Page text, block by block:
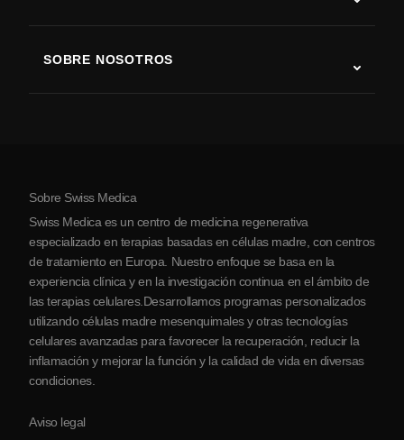
Enfermedad de Parkinson
Artritis
SOBRE NOSOTROS
Sobre Serbia
Colaboraciones
Sobre Swiss Medica
Swiss Medica es un centro de medicina regenerativa
especializado en terapias basadas en células madre, con centros
de tratamiento en Europa. Nuestro enfoque se basa en la
experiencia clínica y en la investigación continua en el ámbito de
las terapias celulares.Desarrollamos programas personalizados
utilizando células madre mesenquimales y otras tecnologías
celulares avanzadas para favorecer la recuperación, reducir la
inflamación y mejorar la función y la calidad de vida en diversas
condiciones.
Aviso legal